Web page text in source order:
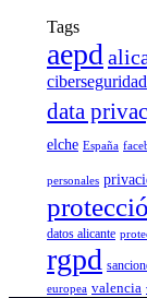
Tags
aepd
ciberseguridad
data
elche España
personales
datos alicante
rgpd
europea valencia